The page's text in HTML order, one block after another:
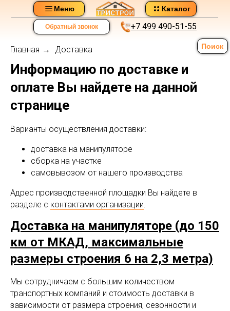
Каталог
Меню
+7 499 490-51-55
Обратный звонок
Поиск
Главная → Доставка
Информацию по доставке и
оплате Вы найдете на данной
странице
Варианты осуществления доставки:
доставка на манипуляторе
сборка на участке
самовывозом от нашего производства
Адрес производственной площадки Вы найдете в
разделе с контактами организации.
Доставка на манипуляторе (до 150
км от МКАД, максимальные
размеры строения 6 на 2,3 метра)
Мы сотрудничаем с большим количеством
транспортных компаний и стоимость доставки в
зависимости от размера строения, сезонности и